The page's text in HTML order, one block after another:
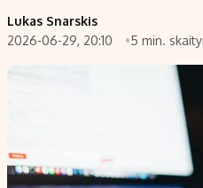
Kriptovaliutos
Lukas Snarskis
2026-06-29, 20:10
5 min.